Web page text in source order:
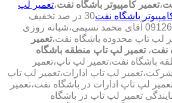
،تعمیر کامپیوتر باشگاه نفت،تعمیر لپ
باشگاه نفت
30 در صد تخفیف
مشاوره رایگان09126268033 آقای محمد نسیمی،شبانه روزی
لپ تاپ محدوده باشگاه نفت،تعمیر
نفت، تعمیر لپ تاپ منطقه باشگاه
باشگاه نفت،تعمیر لپ تاپ،تعمیر
شرکت،تعمیر لپ تاپ ادارات،تعمیر لپ تاپ
لپ تاپ ادارات در باشگاه نفت،تعمیر
تعمیر لپ تاپ در باشگاه